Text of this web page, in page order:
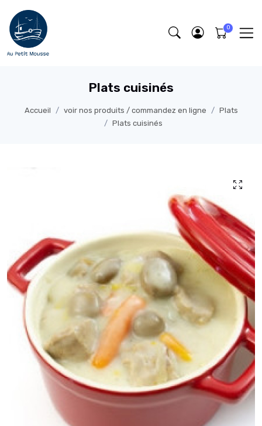
Plats cuisinés
Accueil voir nos produits / commandez en ligne
Plats
Plats cuisinés